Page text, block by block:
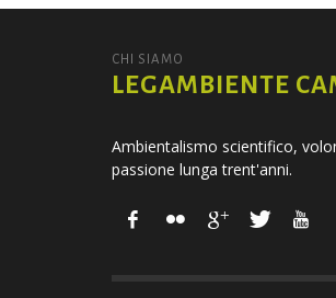
CHI SIAMO
LEGAMBIENTE
Ambientalismo scientifico,
passione lunga trent'anni.